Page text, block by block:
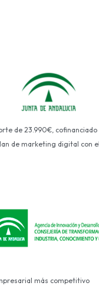
de 23.990€,
de marketing digital con
más competitivo